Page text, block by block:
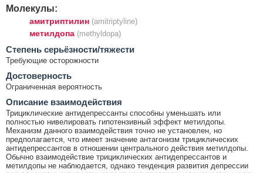
Молекулы:
амитриптилин (amitriptyline)
метилдопа (methyldopa)
Cтепень серьёзности/тяжести
Требующие осторожности
Достоверность
Ограниченная вероятность
Описание взаимодействия
Трициклические антидепрессанты способны уменьшать или
полностью нивелировать гипотензивный эффект метилдопы.
Механизм данного взаимодействия точно не установлен, но
предполагается, что имеет значение антагонизм трициклических
антидепрессантов в отношении центрального действия метилдопы.
Обычно взаимодействие трициклических антидепрессантов и
метилдопы не наблюдается, однако тенденция развития депрессии